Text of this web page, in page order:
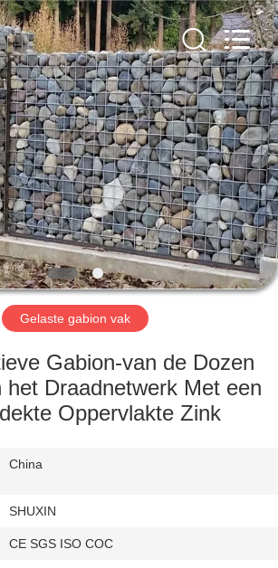
Gelaste gabion vak
Gabion-van de Dozen
het Draadnetwerk Met een
Oppervlakte Zink
China
SHUXIN
CE SGS ISO COC